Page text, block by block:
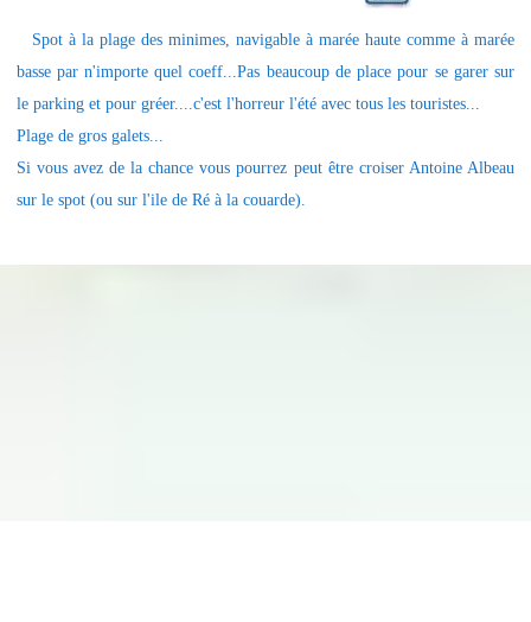
Spot à la plage des minimes, navigable à marée haute comme à marée
basse par n'importe quel coeff...Pas beaucoup de place pour se garer sur
le parking et pour gréer....c'est l'horreur l'été avec tous les touristes...
Plage de gros galets...
Si vous avez de la chance vous pourrez peut être croiser Antoine Albeau
sur le spot (ou sur l'ile de Ré à la couarde).